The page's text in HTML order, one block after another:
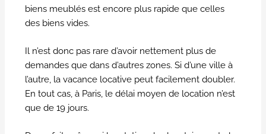
biens meublés est encore plus rapide que celles
des biens vides.
Il n’est donc pas rare d’avoir nettement plus de
demandes que dans d’autres zones. Si d’une ville à
l’autre, la vacance locative peut facilement doubler.
En tout cas, à Paris, le délai moyen de location n’est
que de 19 jours.